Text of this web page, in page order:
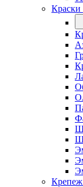
Краски
Крепеж